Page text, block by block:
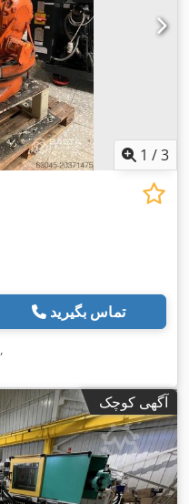
1 /3
تماس بگیرید
,
آگهی کوچک